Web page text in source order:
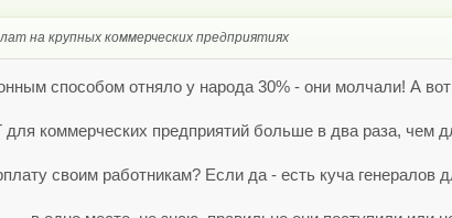
на крупных коммерческих предприятиях
способом отняло у народа 30% - они молчали! А
коммерческих предприятий больше в два раза, чем
своим работникам? Если да - есть куча генералов